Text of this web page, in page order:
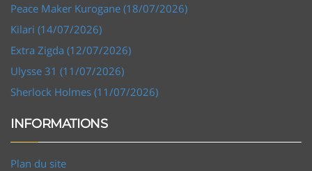
Peace Maker Kurogane (18/07/2026)
Kilari (14/07/2026)
Extra Zigda (12/07/2026)
Ulysse 31 (11/07/2026)
Sherlock Holmes (11/07/2026)
INFORMATIONS
Plan du site